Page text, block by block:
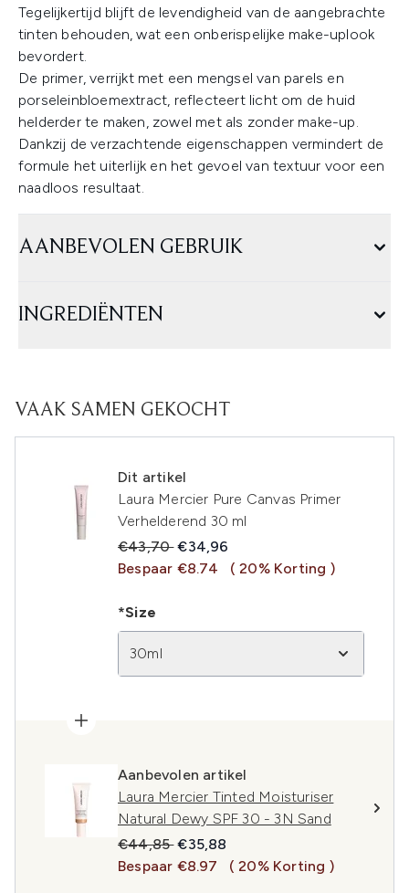
Tegelijkertijd blijft de levendigheid van de aangebrachte
tinten behouden, wat een onberispelijke make-uplook
bevordert.
De primer, verrijkt met een mengsel van parels en
porseleinbloemextract, reflecteert licht om de huid
helderder te maken, zowel met als zonder make-up.
Dankzij de verzachtende eigenschappen vermindert de
formule het uiterlijk en het gevoel van textuur voor een
naadloos resultaat.
AANBEVOLEN GEBRUIK
INGREDIËNTEN
VAAK SAMEN GEKOCHT
Dit artikel
Laura Mercier Pure Canvas Primer
Verhelderend 30 ml
Recommended Retail Price:
€43,70Huidige prijs:
€34,96
Bespaar €8.74
( 20% Korting )
*Size
30ml
Aanbevolen artikel
Laura Mercier Tinted Moisturiser
Natural Dewy SPF 30 - 3N Sand
Recommended Retail Price:
€44,85Huidige prijs:
€35,88
Bespaar €8.97
( 20% Korting )